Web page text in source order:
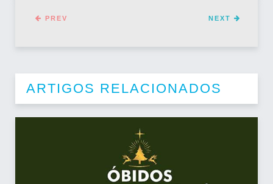
NEXT
PREV
ARTIGOS RELACIONADOS